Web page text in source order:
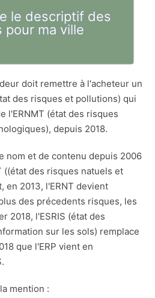
le descriptif des
pour ma ville
doit remettre à l'acheteur un
des risques et pollutions) qui
l'ERNMT (état des risques
depuis 2018.
nom et de contenu depuis 2006
((état des risques natuels et
en 2013, l'ERNT devient
des précedents risques, les
2018, l'ESRIS (état des
sur les sols) remplace
que l'ERP vient en
mention :